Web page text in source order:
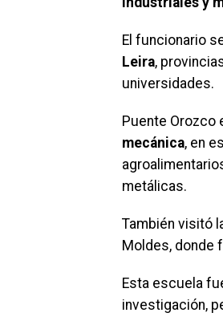
El funcionario
Leira,
universidades.
Puente Orozco
mecánica, en
metálicas.
También visitó
Moldes, donde
Esta escuela
investigación,